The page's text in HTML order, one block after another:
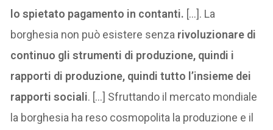
lo spietato pagamento in contanti. […]. La
borghesia non può esistere senza rivoluzionare di
continuo gli strumenti di produzione, quindi i
rapporti di produzione, quindi tutto l’insieme dei
rapporti sociali. […] Sfruttando il mercato mondiale
la borghesia ha reso cosmopolita la produzione e il